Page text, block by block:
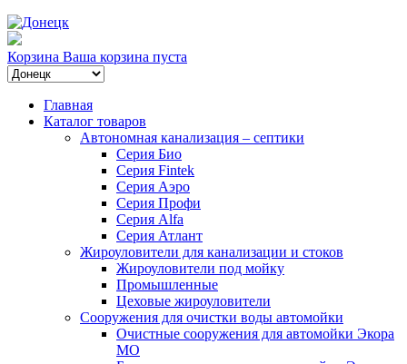
Корзина Ваша корзина пуста
Главная
Каталог товаров
Автономная канализация – септики
Серия Био
Серия Fintek
Серия Аэро
Серия Профи
Серия Alfa
Серия Атлант
Жироуловители для канализации и стоков
Жироуловители под мойку
Промышленные
Цеховые жироуловители
Сооружения для очистки воды автомойки
Очистные сооружения для автомойки Экора
МО